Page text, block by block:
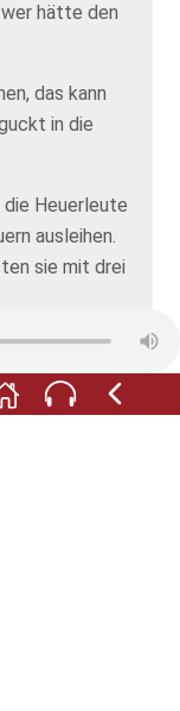
hätte den
das kann
in die
die Heuerleute
ausleihen.
sie mit drei
Und